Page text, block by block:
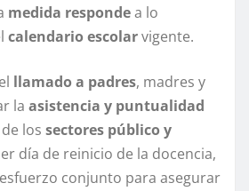
medida respondea lo
calendario escolarvigente.
llamado a padres, madres y
la asistencia y puntualidad
los sectores público y
día de reinicio de la docencia,
conjunto para asegurar